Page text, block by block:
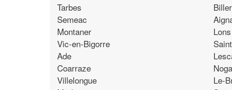
Tarbes
Semeac
Montaner
Vic-en-Bigorre
Ade
Coarraze
Villelongue
Lons
Le-